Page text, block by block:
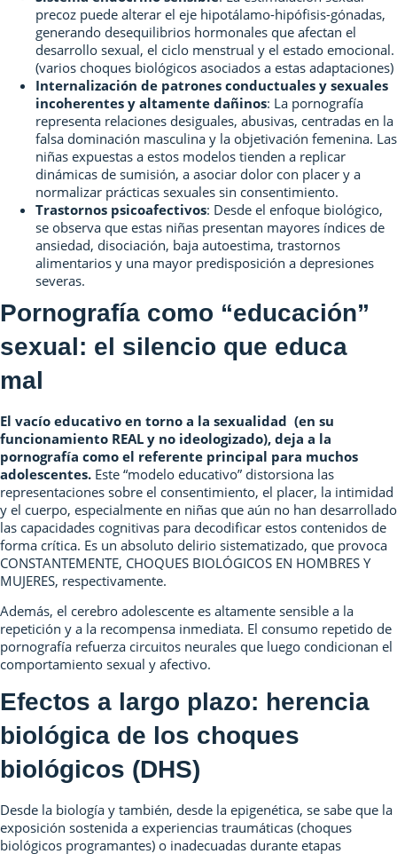
precoz puede alterar el eje hipotálamo-hipófisis-gónadas,
generando desequilibrios hormonales que afectan el
desarrollo sexual, el ciclo menstrual y el estado emocional.
(varios choques biológicos asociados a estas adaptaciones)
Internalización de patrones conductuales y sexuales
incoherentes y altamente dañinos: La pornografía
representa relaciones desiguales, abusivas, centradas en la
falsa dominación masculina y la objetivación femenina. Las
niñas expuestas a estos modelos tienden a replicar
dinámicas de sumisión, a asociar dolor con placer y a
normalizar prácticas sexuales sin consentimiento.
Trastornos psicoafectivos: Desde el enfoque biológico,
se observa que estas niñas presentan mayores índices de
ansiedad, disociación, baja autoestima, trastornos
alimentarios y una mayor predisposición a depresiones
severas.
Pornografía como “educación”
sexual: el silencio que educa
mal
El vacío educativo en torno a la sexualidad (en su
funcionamiento REAL y no ideologizado), deja a la
pornografía como el referente principal para muchos
adolescentes. Este “modelo educativo” distorsiona las
representaciones sobre el consentimiento, el placer, la intimidad
y el cuerpo, especialmente en niñas que aún no han desarrollado
las capacidades cognitivas para decodificar estos contenidos de
forma crítica. Es un absoluto delirio sistematizado, que provoca
CONSTANTEMENTE, CHOQUES BIOLÓGICOS EN HOMBRES Y
MUJERES, respectivamente.
Además, el cerebro adolescente es altamente sensible a la
repetición y a la recompensa inmediata. El consumo repetido de
pornografía refuerza circuitos neurales que luego condicionan el
comportamiento sexual y afectivo.
Efectos a largo plazo: herencia
biológica de los choques
biológicos (DHS)
Desde la biología y también, desde la epigenética, se sabe que la
exposición sostenida a experiencias traumáticas (choques
biológicos programantes) o inadecuadas durante etapas